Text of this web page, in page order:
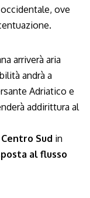
ove
arriverà aria
andrà a
Adriatico e
addirittura al
Sud in
al flusso